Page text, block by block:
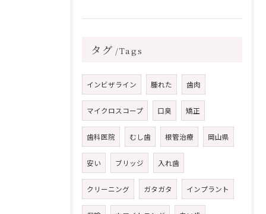
タグ Tags
インビザライン 腫れた 歯肉
マイクロスコープ 口臭 矯正
歯科医院 むし歯 根管治療 岡山県
安い ブリッジ 入れ歯
クリーニング ガタガタ インプラント